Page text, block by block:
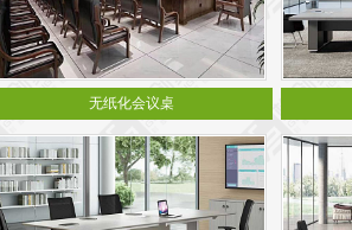
无纸化会议桌